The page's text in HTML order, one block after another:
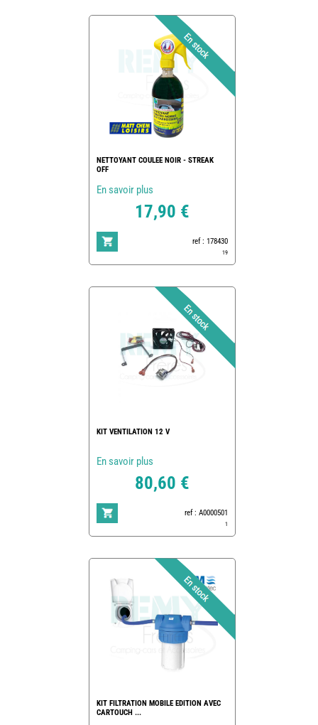
NETTOYANT COULEE NOIR - STREAK
OFF
En savoir plus
17,90 €
ref : 178430
19
KIT VENTILATION 12 V
En savoir plus
80,60 €
ref : A0000501
1
KIT FILTRATION MOBILE EDITION AVEC
CARTOUCH ...